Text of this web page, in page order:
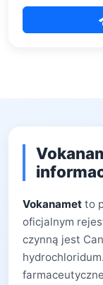
Vokanamet to
oficjalnym
czynną jest